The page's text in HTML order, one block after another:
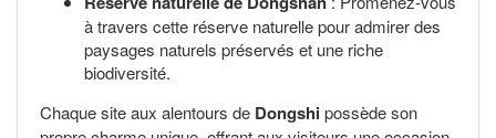
à travers cette réserve naturelle pour admirer des
paysages naturels préservés et une riche
biodiversité.
Chaque site aux alentours de Dongshipossède son